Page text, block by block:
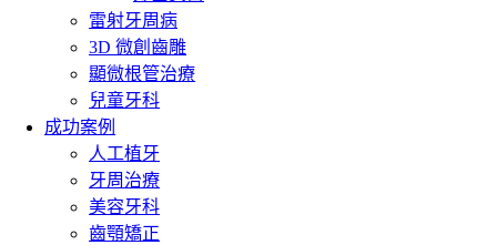
雷射牙周病
3D 微創齒雕
顯微根管治療
兒童牙科
成功案例
人工植牙
牙周治療
美容牙科
齒顎矯正